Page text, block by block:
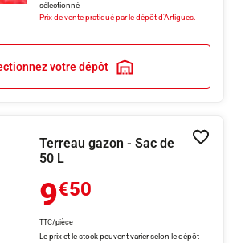
sélectionné
Prix de vente pratiqué par le dépôt d'Artigues.
votre dépôt
Terreau gazon - Sac de
50 L
9€50
TTC/pièce
Le prix et le stock peuvent varier selon le dépôt